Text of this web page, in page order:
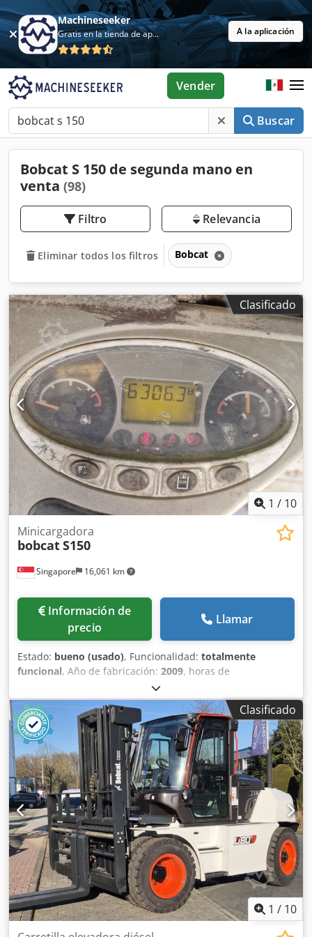
Machineseeker
Gratis en la tienda de aplicaciones A la aplicación
Buscar
Vender
Bobcat S 150 de segunda mano en
venta (98)
Filtro Relevancia
Eliminar todos los filtros Bobcat
Clasificado
1 / 10
Singapore 16,061 km
Minicargadora
bobcatS150
Información de
precio
Llamar
Estado: bueno (usado), Funcionalidad: totalmente
funcional, Año de fabricación: 2009, horas de
, número de máquina/vehículo:
A3L135221, MINICARGADORA BOBCAT USADA EN
CONDICIONES DE TRABAJO MODELO: S150 Dkodpfxsyzdixo
Aihor NÚMERO DE SERIE: A3L135221 AÑO: 2009 HORAS:
6306
Clasificado
1 / 10